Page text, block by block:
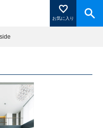
お気に入り
登録」を押すと登録した